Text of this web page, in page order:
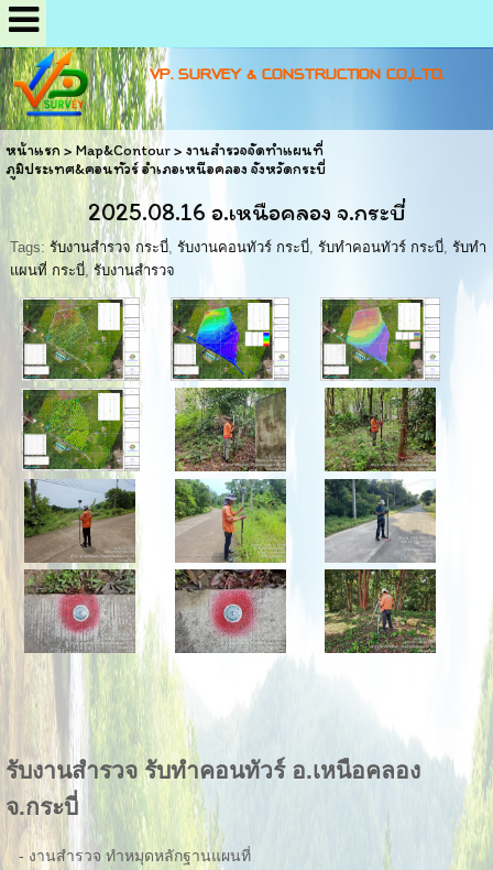
VP. SURVEY & CONSTRUCTION CO.,LTD.
หน้าแรก>Map&Contour> งานสำรวจจัดทำแผนที่
ภูมิประเทศ&คอนทัวร์ อำเภอเหนือคลอง จังหวัดกระบี่
2025.08.16 อ.เหนือคลอง จ.กระบี่
Tags: รับงานสำรวจ กระบี่, รับงานคอนทัวร์ กระบี่, รับทำคอนทัวร์ กระบี่, รับทำ
แผนที่ กระบี่,รับงานสำรวจ
รับงานสำรวจ รับทำคอนทัวร์ อ.เหนือคลอง
จ.กระบี่
- งานสำรวจ ทำหมุดหลักฐานแผนที่